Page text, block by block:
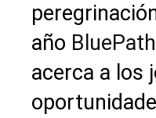
año BluePath
acerca a los